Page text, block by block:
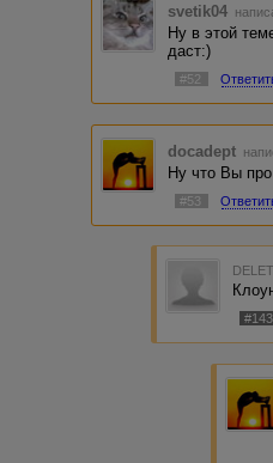
svetik04
Ну в этой
даст:)
#52
docadept
Ну что Вы про
#53
#143